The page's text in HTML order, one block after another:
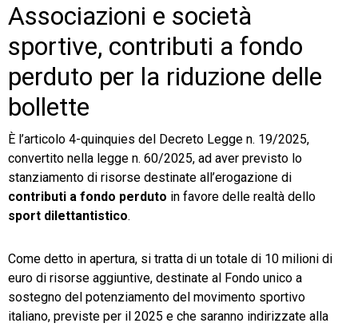
Associazioni e società
sportive, contributi a fondo
perduto per la riduzione delle
bollette
È l’articolo 4-quinquies del Decreto Legge n. 19/2025,
convertito nella legge n. 60/2025, ad aver previsto lo
stanziamento di risorse destinate all’erogazione di
contributi a fondo perduto in favore delle realtà dello
sport dilettantistico.
Come detto in apertura, si tratta di un totale di 10 milioni di
euro di risorse aggiuntive, destinate al Fondo unico a
sostegno del potenziamento del movimento sportivo
italiano, previste per il 2025 e che saranno indirizzate alla